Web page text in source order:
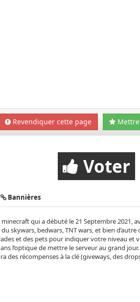
Revendiquer cette page Mettre
Voter
Bannières
qui a débuté le 21 Septembre 2021,
skywars, bedwars, TNT wars, et bien d’autre
et des pets pour indiquer votre niveau et
l’optique de mettre le serveur au grand jour.
des récompenses à la clé (giveways, des